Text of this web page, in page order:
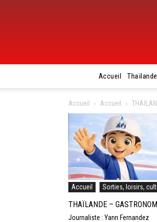
Accueil Thaïlande
Accueil Accueil
Accueil Sorties, loisirs,
THAÏLANDE –
Journaliste : Yann Fernandez